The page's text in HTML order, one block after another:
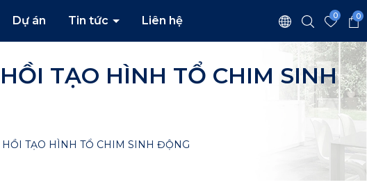
Dự án Tin tức Liên hệ 0 0
TẠO HÌNH TỔ CHIM SINH
TẠO HÌNH TỔ CHIM SINH ĐỘNG